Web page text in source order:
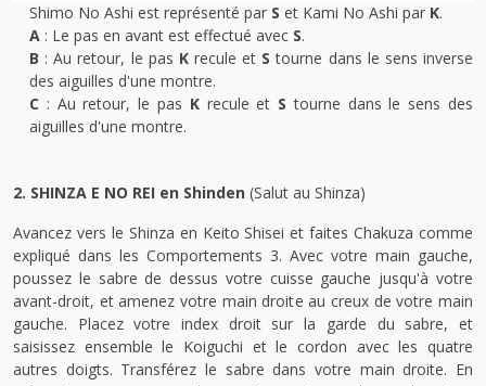
Shimo No Ashi est représenté par S et Kami No Ashi par K.
A : Le pas en avant est effectué avec S.
B : Au retour, le pas Krecule et S tourne dans le sens inverse
des aiguilles d'une montre.
C : Au retour, le pas Krecule et S tourne dans le sens des
aiguilles d'une montre.
2. SHINZA E NO REI en Shinden (Salut au Shinza)
Avancez vers le Shinza en Keito Shisei et faites Chakuza comme
expliqué dans les Comportements 3. Avec votre main gauche,
poussez le sabre de dessus votre cuisse gauche jusqu'à votre
avant-droit, et amenez votre main droite au creux de votre main
gauche. Placez votre index droit sur la garde du sabre, et
saisissez ensemble le Koiguchi et le cordon avec les quatre
autres doigts. Transférez le sabre dans votre main droite. En